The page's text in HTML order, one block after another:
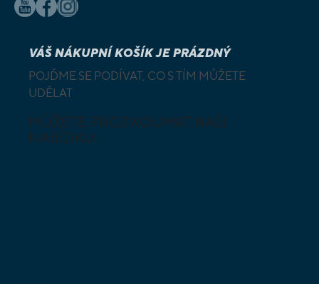
VÁŠ NÁKUPNÍ KOŠÍK JE PRÁZDNÝ
POJĎME SE PODÍVAT, CO S TÍM MŮŽETE
UDĚLAT
MŮŽETE PROZKOUMAT NAŠI
NABÍDKU